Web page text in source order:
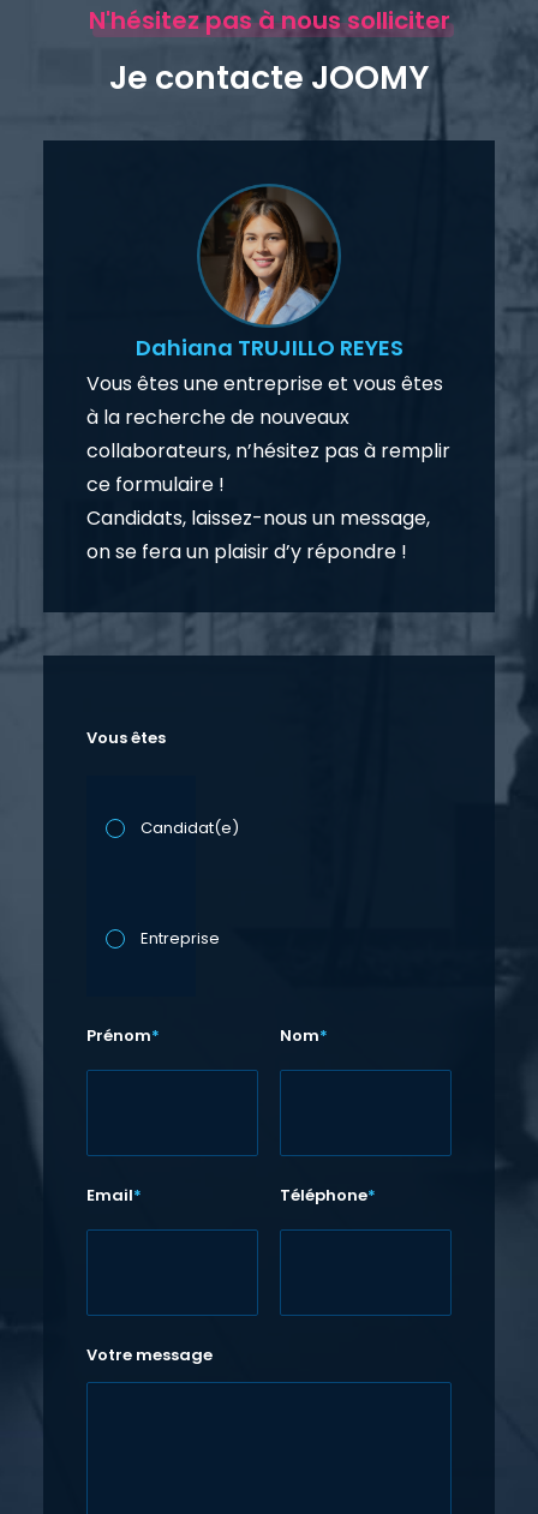
N'hésitez pas à nous solliciter
Je contacte JOOMY
Dahiana TRUJILLO REYES
Vous êtes une entreprise et vous êtes
à la recherche de nouveaux
collaborateurs, n’hésitez pas à remplir
ce formulaire !
Candidats, laissez-nous un message,
on se fera un plaisir d’y répondre !
Vous êtes
Candidat(e)
Entreprise
Prénom* Nom*
Email* Téléphone*
Votre message